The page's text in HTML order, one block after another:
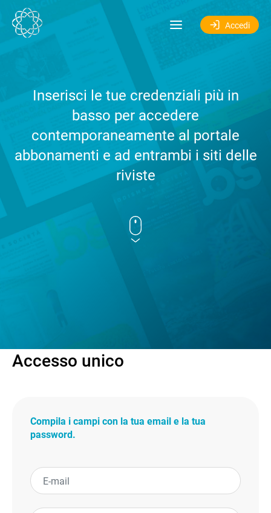
Salta al contenuto
Accedi
Inserisci le tue credenziali più in
basso per accedere
contemporaneamente al portale
abbonamenti e ad entrambi i siti delle
riviste
Accesso unico
Compila i campi con la tua email e la tua
password.